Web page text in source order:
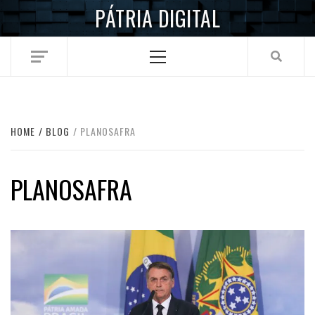
Skip
PÁTRIA DIGITAL
Menu
HOME BLOG PLANOSAFRA
PLANOSAFRA